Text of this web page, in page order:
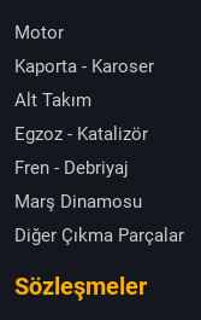
Motor
Kaporta - Karoser
Alt Takım
Egzoz - Katalizör
Fren - Debriyaj
Marş Dinamosu
Diğer Çıkma Parçalar
Sözleşmeler